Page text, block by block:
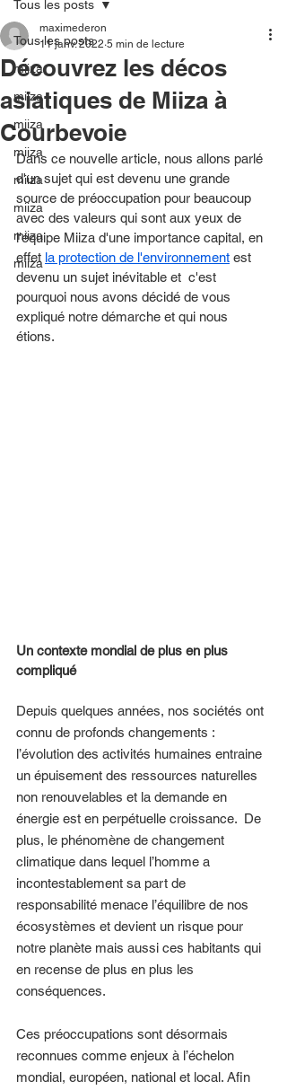
Tous les posts
miiza
miiza
miiza
miiza
miiza
miiza
miiza
miiza
Tous les posts
Découvrez les décos
asiatiques de Miiza à
Courbevoie
maximederon
11 janv. 2022 5 min de lecture
Dans ce nouvelle article, nous allons parlé
d'un sujet qui est devenu une grande
source de préoccupation pour beaucoup
avec des valeurs qui sont aux yeux de
l'équipe Miiza d'une importance capital, en
effet la protection de l'environnement est
devenu un sujet inévitable et  c'est
pourquoi nous avons décidé de vous
expliqué notre démarche et qui nous
étions.
Un contexte mondial de plus en plus
compliqué
Depuis quelques années, nos sociétés ont
connu de profonds changements :
l’évolution des activités humaines entraine
un épuisement des ressources naturelles
non renouvelables et la demande en
énergie est en perpétuelle croissance.  De
plus, le phénomène de changement
climatique dans lequel l’homme a
incontestablement sa part de
responsabilité menace l’équilibre de nos
écosystèmes et devient un risque pour
notre planète mais aussi ces habitants qui
en recense de plus en plus les
conséquences.
Ces préoccupations sont désormais
reconnues comme enjeux à l’échelon
mondial, européen, national et local. Afin